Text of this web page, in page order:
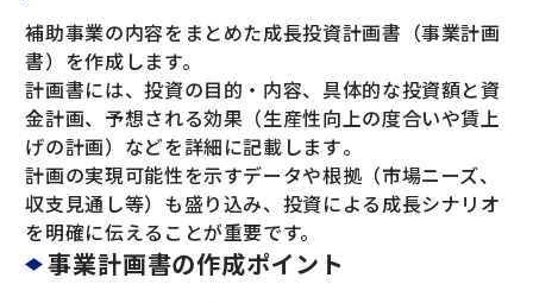
補助事業の内容をまとめた成長投資計画書（事業計画
書）を作成します。
計画書には、投資の目的・内容、具体的な投資額と資
金計画、予想される効果（生産性向上の度合いや賃上
げの計画）などを詳細に記載します​。
計画の実現可能性を示すデータや根拠（市場ニーズ、
収支見通し等）も盛り込み、投資による成長シナリオ
を明確に伝えることが重要です。
事業計画書の作成ポイント